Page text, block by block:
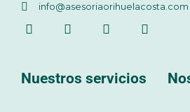
info@asesoriaorihuelacosta.com
Nuestros servicios